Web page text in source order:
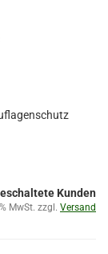
Kunden
MwSt. zzgl. Versand